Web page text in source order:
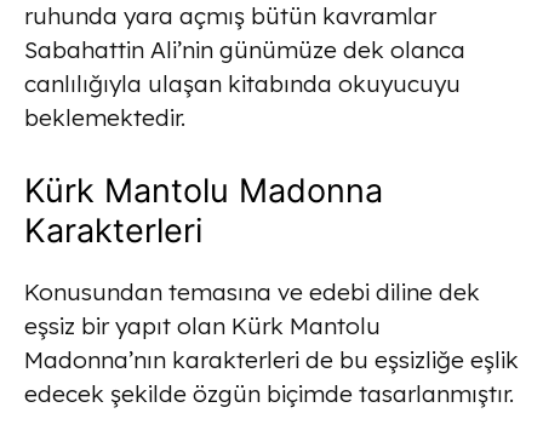
ruhunda yara açmış bütün kavramlar
Sabahattin Ali’nin günümüze dek olanca
canlılığıyla ulaşan kitabında okuyucuyu
beklemektedir.
Kürk Mantolu Madonna
Karakterleri
Konusundan temasına ve edebi diline dek
eşsiz bir yapıt olan Kürk Mantolu
Madonna’nın karakterleri de bu eşsizliğe eşlik
edecek şekilde özgün biçimde tasarlanmıştır.